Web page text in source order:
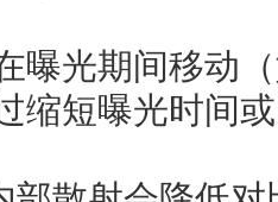
曝光期间移动
缩短曝光时间